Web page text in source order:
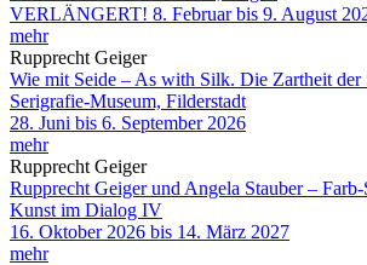
VERLÄNGERT! 8. Februar bis 9. August
mehr
Rupprecht Geiger
Wie mit Seide – As with Silk. Die Zartheit der
Serigrafie-Museum, Filderstadt
28. Juni bis 6. September 2026
mehr
Rupprecht Geiger
Rupprecht Geiger und Angela Stauber –
Kunst im Dialog IV
16. Oktober 2026 bis 14. März 2027
mehr